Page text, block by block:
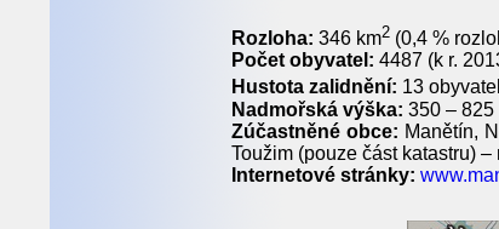
Rozloha: 346 km2 (0,4 %
Počet obyvatel: 4487 (k r.
Hustota zalidnění: 13
Nadmořská výška: 350 – 825
Zúčastněné obce: Manětín,
Toužim (pouze část katastru)
Internetové stránky: